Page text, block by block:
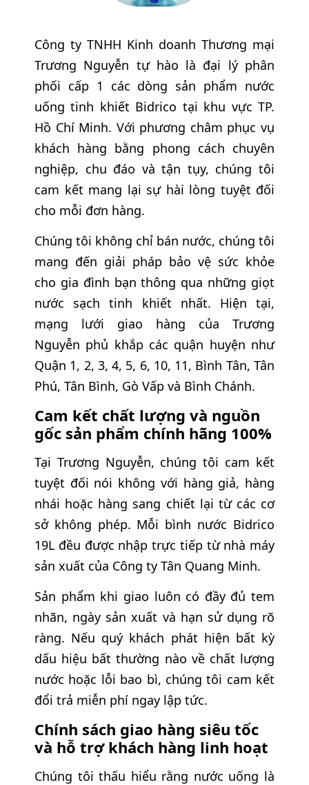
Công ty TNHH Kinh doanh Thương mại
Trương Nguyễn tự hào là đại lý phân
phối cấp 1 các dòng sản phẩm nước
uống tinh khiết Bidrico tại khu vực TP.
Hồ Chí Minh. Với phương châm phục vụ
khách hàng bằng phong cách chuyên
nghiệp, chu đáo và tận tụy, chúng tôi
cam kết mang lại sự hài lòng tuyệt đối
cho mỗi đơn hàng.
Chúng tôi không chỉ bán nước, chúng tôi
mang đến giải pháp bảo vệ sức khỏe
cho gia đình bạn thông qua những giọt
nước sạch tinh khiết nhất. Hiện tại,
mạng lưới giao hàng của Trương
Nguyễn phủ khắp các quận huyện như
Quận 1, 2, 3, 4, 5, 6, 10, 11, Bình Tân, Tân
Phú, Tân Bình, Gò Vấp và Bình Chánh.
Cam kết chất lượng và nguồn
gốc sản phẩm chính hãng 100%
Tại Trương Nguyễn, chúng tôi cam kết
tuyệt đối nói không với hàng giả, hàng
nhái hoặc hàng sang chiết lại từ các cơ
sở không phép. Mỗi bình nước Bidrico
19L đều được nhập trực tiếp từ nhà máy
sản xuất của Công ty Tân Quang Minh.
Sản phẩm khi giao luôn có đầy đủ tem
nhãn, ngày sản xuất và hạn sử dụng rõ
ràng. Nếu quý khách phát hiện bất kỳ
dấu hiệu bất thường nào về chất lượng
nước hoặc lỗi bao bì, chúng tôi cam kết
đổi trả miễn phí ngay lập tức.
Chính sách giao hàng siêu tốc
và hỗ trợ khách hàng linh hoạt
Chúng tôi thấu hiểu rằng nước uống là